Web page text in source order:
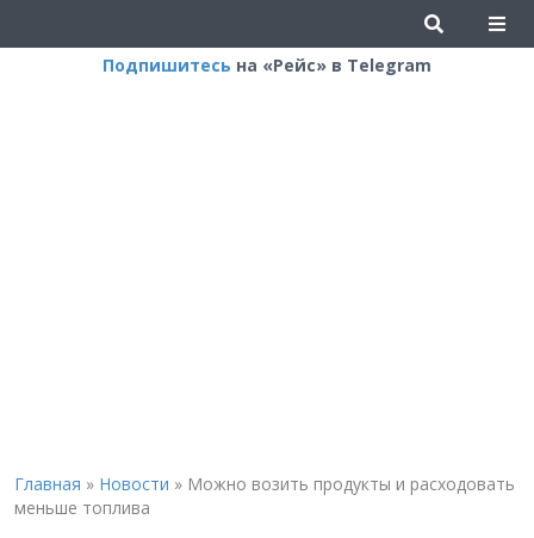
Подпишитесь на «Рейс» в Telegram
Главная » Новости » Можно возить продукты и расходовать
меньше топлива